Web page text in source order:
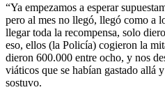
“Ya empezamos a esperar
pero al mes no llegó, llegó como a
llegar toda la recompensa, solo
eso, ellos (la Policía) cogieron la
dieron 600.000 entre ocho, y nos
viáticos que se habían gastado allá
sostuvo.